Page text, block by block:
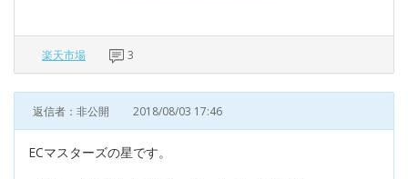
楽天市場 3
返信者：非公開 2018/08/03 17:46
ECマスターズの星です。